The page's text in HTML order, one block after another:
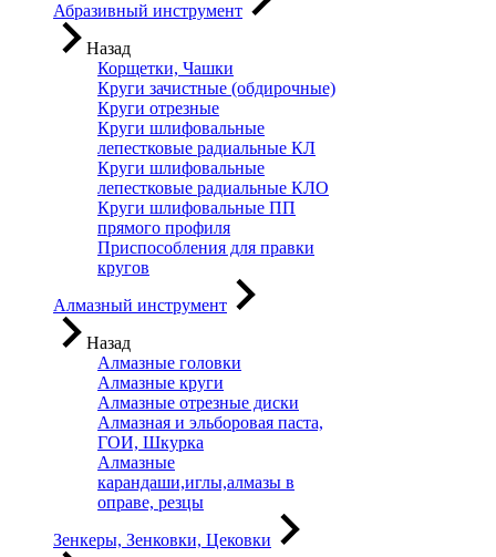
Абразивный инструмент
Назад
Корщетки, Чашки
Круги зачистные (обдирочные)
Круги отрезные
Круги шлифовальные
лепестковые радиальные КЛ
Круги шлифовальные
лепестковые радиальные КЛО
Круги шлифовальные ПП
прямого профиля
Приспособления для правки
кругов
Алмазный инструмент
Назад
Алмазные головки
Алмазные круги
Алмазные отрезные диски
Алмазная и эльборовая паста,
ГОИ, Шкурка
Алмазные
карандаши,иглы,алмазы в
оправе, резцы
Зенкеры, Зенковки, Цековки